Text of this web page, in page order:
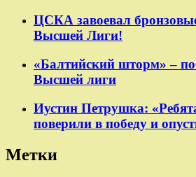
ЦСКА завоевал
Высшей Лиги!
«Балтийский шторм» –
Высшей лиги
Иустин Петрушка:
поверили в победу и
Метки